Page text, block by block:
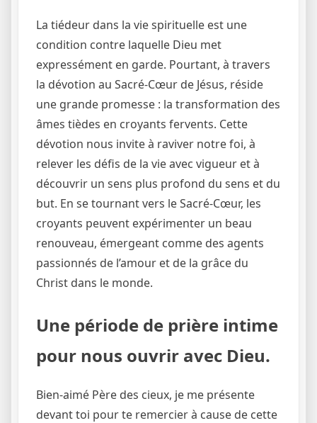
La tiédeur dans la vie spirituelle est une
condition contre laquelle Dieu met
expressément en garde. Pourtant, à travers
la dévotion au Sacré-Cœur de Jésus, réside
une grande promesse : la transformation des
âmes tièdes en croyants fervents. Cette
dévotion nous invite à raviver notre foi, à
relever les défis de la vie avec vigueur et à
découvrir un sens plus profond du sens et du
but. En se tournant vers le Sacré-Cœur, les
croyants peuvent expérimenter un beau
renouveau, émergeant comme des agents
passionnés de l’amour et de la grâce du
Christ dans le monde.
Une période de prière intime
pour nous ouvrir avec Dieu.
Bien-aimé Père des cieux, je me présente
devant toi pour te remercier à cause de cette